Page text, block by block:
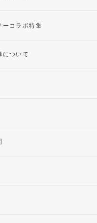
ーコラボ特集
について